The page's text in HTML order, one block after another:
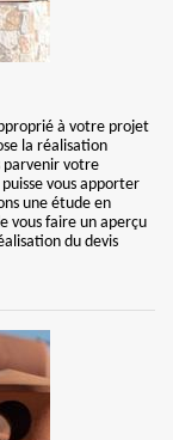
à votre projet
la réalisation
parvenir votre
vous apporter
une étude en
vous faire un aperçu
du devis